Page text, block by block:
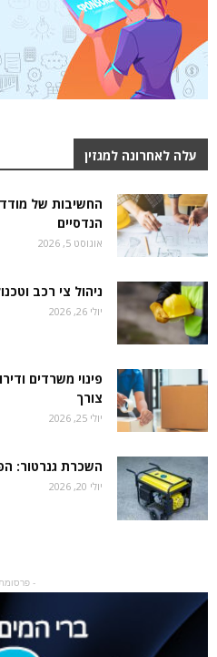
עלה לאחרונה למגזין
החשיבות של
הנדסיים
אוגוסט 5, 2026
ניהול צי רכב
יולי 26, 2026
פינוי משרדים
צורך
יולי 25, 2026
השכרת גנרטור:
יולי 20, 2026
-